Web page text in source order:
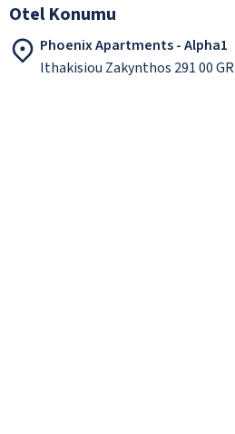
Otel Konumu
Phoenix Apartments - Alpha1
Ithakisiou Zakynthos 291 00 GR